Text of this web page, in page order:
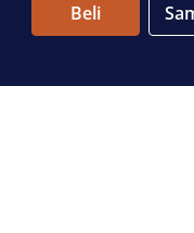
Beli